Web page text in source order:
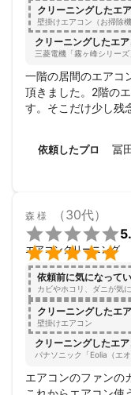
クリーニングしたエ
壁掛けエアコン（お掃除機
クリーニングしたエ
三菱電機「霧ヶ峰シリーズ
一階の居間のエアコ
頂きました。2階の
す。そこだけ少し残
依頼したプロ 冨
森 様 （30代）


エアコンクリーニング
依頼前に気になって
カビやホコリ、ダニが気
クリーニングしたエ
壁掛けエアコン
クリーニングしたエ
パナソニック「Eolia（エ
エアコンのファンの